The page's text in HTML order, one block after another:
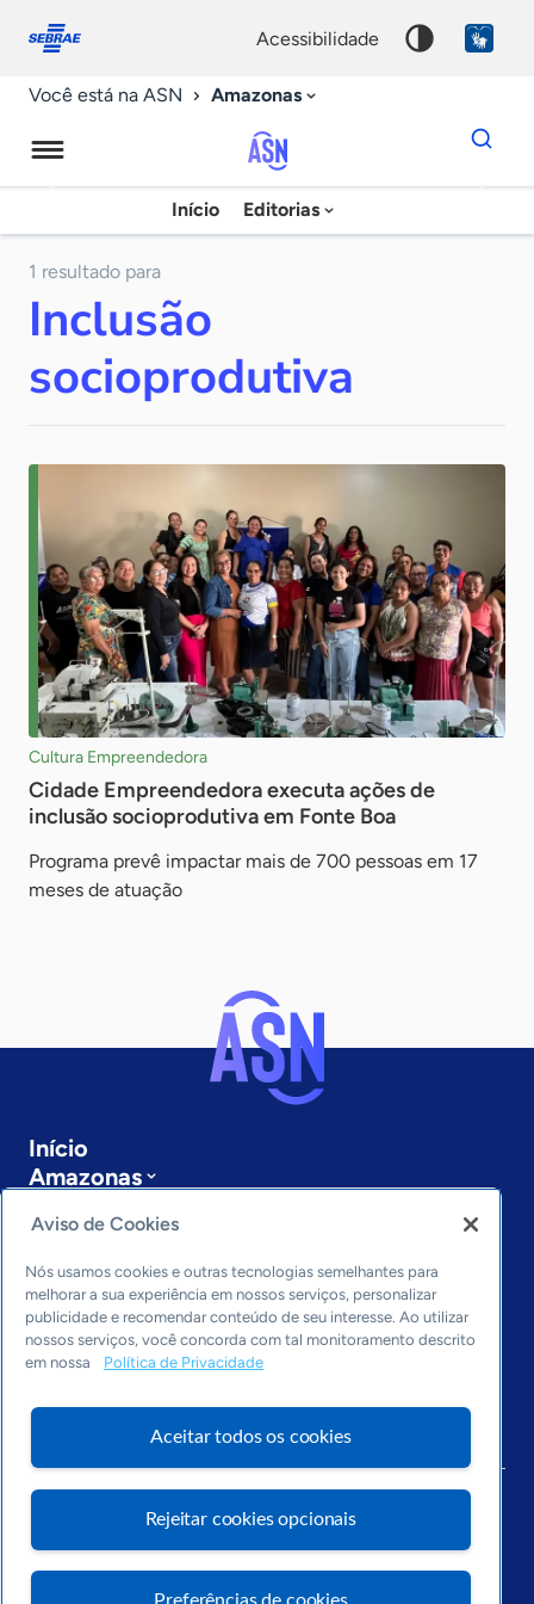
conosco
acessibilidade
Você está na ASN Amazonas
Agência
Sebrae
Início Editorias
Dados
para
chave
1 resultado para
Inclusão
socioprodutiva
Cultura Empreendedora
Cidade Empreendedora executa ações de
inclusão socioprodutiva em Fonte Boa
Programa prevê impactar mais de 700 pessoas em 17
meses de atuação
Início
Amazonas
Últimas notícias
Entre em contato
Editorias
Economia & Política
Inovação & Tecnologia
Aviso de Cookies
Nós usamos cookies e outras tecnologias semelhantes para
melhorar a sua experiência em nossos serviços, personalizar
publicidade e recomendar conteúdo de seu interesse. Ao utilizar
nossos serviços, você concorda com tal monitoramento descrito
em nossa
Política de Privacidade
Aceitar todos os cookies
Rejeitar cookies opcionais